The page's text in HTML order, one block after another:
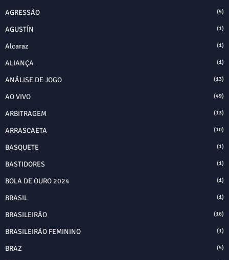
AGRESSÃO (5)
AGUSTÍN (1)
Alcaraz (1)
ALIANÇA (1)
ANÁLISE DE JOGO (13)
AO VIVO (49)
ARBITRAGEM (13)
ARRASCAETA (10)
BASQUETE (1)
BASTIDORES (1)
BOLA DE OURO 2024 (1)
BRASIL (1)
BRASILEIRÃO (16)
BRASILEIRÃO FEMININO (1)
BRAZ (5)